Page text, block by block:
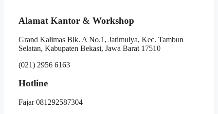
Alamat Kantor & Workshop
Grand Kalimas Blk. A No.1, Jatimulya, Kec. Tambun
Selatan, Kabupaten Bekasi, Jawa Barat 17510
(021) 2956 6163
Hotline
Fajar 081292587304